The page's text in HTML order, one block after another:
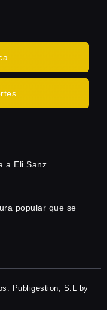
a Eli Sanz
popular que se
Publigestion, S.L by